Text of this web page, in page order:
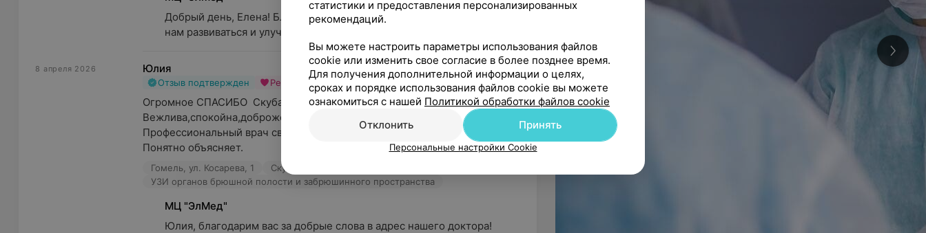
Добрый день, Елена! Благодарим вас за обратную связь. Это помогает
нам развиваться и улучшать качество оказываемых услуг...
8 апреля 2026 Юлия
Отзыв подтвержден Рекомендую
Огромное СПАСИБО  Скубаковой Е.И.
Вежлива,спокойна,доброжелательна.
Профессиональный врач своего дела
Понятно объясняет.
Гомель, ул. Косарева, 1
Скубакова Е. И. - Врач УЗД
УЗИ органов брюшной полости и забрюшинного пространства
МЦ "ЭлМед"
Юлия, благодарим вас за добрые слова в адрес нашего доктора!
статистики и предоставления персонализированных
рекомендаций.
Вы можете настроить параметры использования файлов
cookie или изменить свое согласие в более позднее время.
Для получения дополнительной информации о целях,
сроках и порядке использования файлов cookie вы можете
ознакомиться с нашей Политикой обработки файлов cookie
Отклонить
Принять
Персональные настройки Cookie